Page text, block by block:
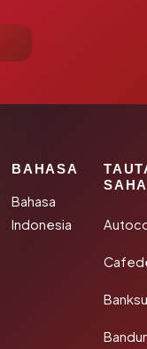
BAHASA
Bahasa
Indonesia